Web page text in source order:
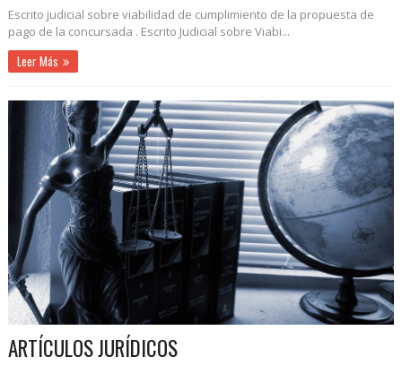
Escrito judicial sobre viabilidad de cumplimiento de la propuesta de
pago de la concursada . Escrito Judicial sobre Viabi...
Leer Más
ARTÍCULOS JURÍDICOS